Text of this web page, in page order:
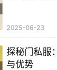
2025-06-23
探秘门私服
与优势